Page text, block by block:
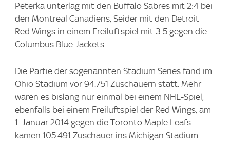
Peterka unterlag mit den Buffalo Sabres mit 2:4 bei
den Montreal Canadiens, Seider mit den Detroit
Red Wings in einem Freiluftspiel mit 3:5 gegen die
Columbus Blue Jackets.
Die Partie der sogenannten Stadium Series fand im
Ohio Stadium vor 94.751 Zuschauern statt. Mehr
waren es bislang nur einmal bei einem NHL-Spiel,
ebenfalls bei einem Freiluftspiel der Red Wings, am
1. Januar 2014 gegen die Toronto Maple Leafs
kamen 105.491 Zuschauer ins Michigan Stadium.